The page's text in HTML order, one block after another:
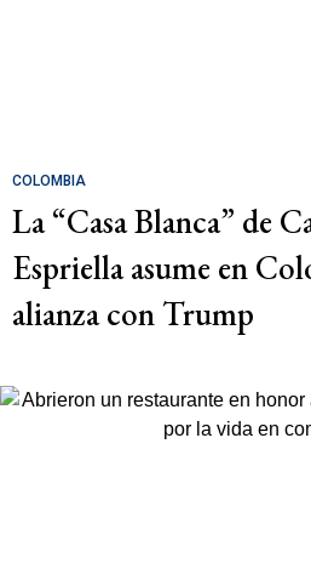
COLOMBIA
La “Casa Blanca” de
Espriella asume en
alianza con Trump